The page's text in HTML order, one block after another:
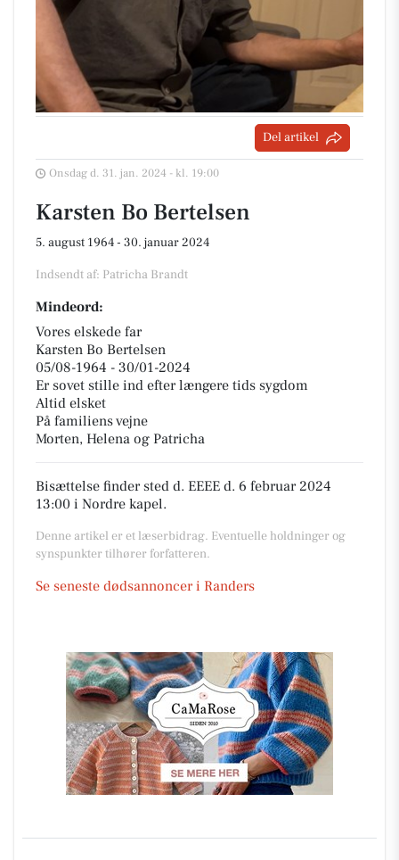
Del artikel
Onsdag d. 31. jan. 2024 - kl. 19:00
Karsten Bo Bertelsen
5. august 1964 - 30. januar 2024
Indsendt af: Patricha Brandt
Mindeord:
Vores elskede far
Karsten Bo Bertelsen
05/08-1964 - 30/01-2024
Er sovet stille ind efter længere tids sygdom
Altid elsket
På familiens vejne
Morten, Helena og Patricha
Bisættelse finder sted d. EEEE d. 6 februar 2024
13:00 i Nordre kapel.
Denne artikel er et læserbidrag. Eventuelle holdninger og
synspunkter tilhører forfatteren.
Se seneste dødsannoncer i Randers